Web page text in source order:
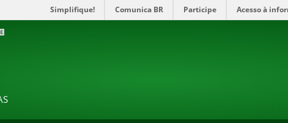
Simplifique! Comunica BR Participe Acesso à
4